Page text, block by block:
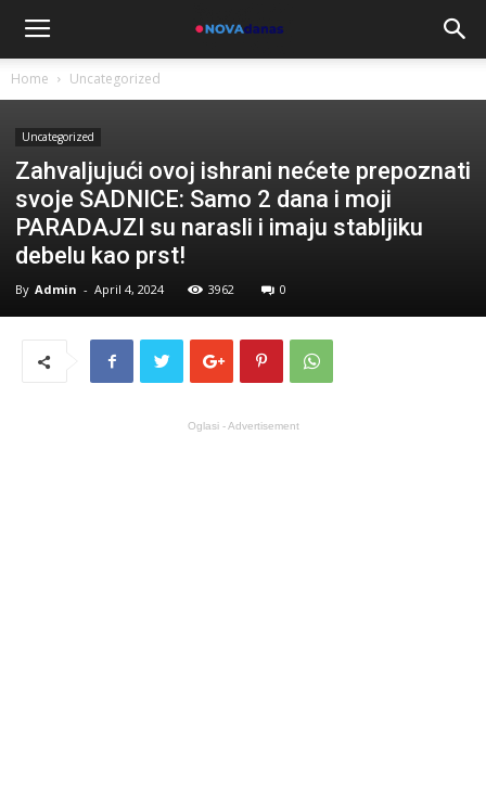
Home Uncategorized
Uncategorized
Zahvaljujući ovoj ishrani nećete prepoznati
svoje SADNICE: Samo 2 dana i moji
PARADAJZI su narasli i imaju stabljiku
debelu kao prst!
By Admin - April 4, 2024 3962 0
Oglasi - Advertisement